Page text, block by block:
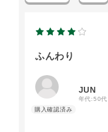
ふんわり
JUN
年代:50代